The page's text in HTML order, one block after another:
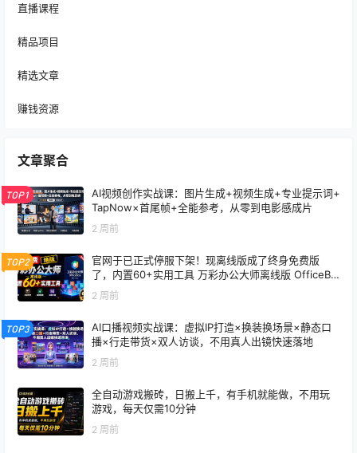
直播课程
精品项目
精选文章
赚钱资源
文章聚合
TOP1
AI视频创作实战课：图片生成+视频生成+专业提示词+
TapNow×首尾帧+全能参考，从零到电影感成片
2 周前
TOP2
官网于已正式停服下架！现离线版成了终身免费版
了，内置60+实用工具 万彩办公大师离线版 OfficeBo
2 周前
TOP3
AI口播视频实战课：虚拟IP打造×换装换场景×静态口
播×行走带货×双人访谈，不用真人出镜快速落地
2 周前
全自动游戏搬砖，日搬上千，有手机就能做，不用玩
游戏，每天仅需10分钟
2 周前